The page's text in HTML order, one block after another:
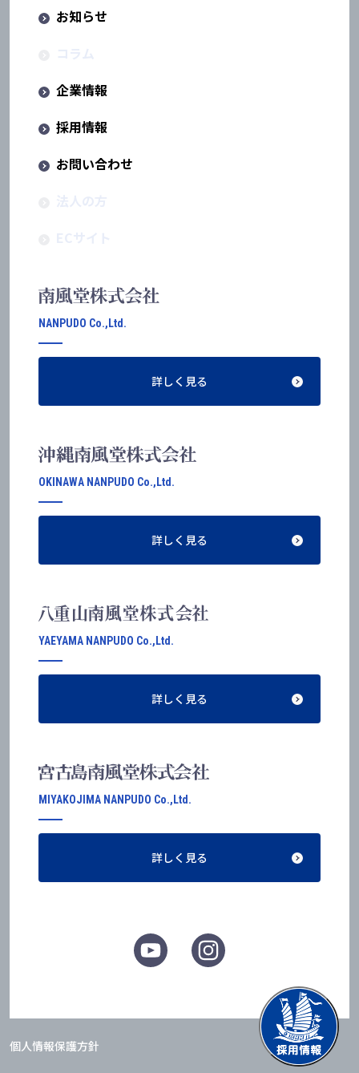
お知らせ
企業情報
採用情報
お問い合わせ
NANPUDO Co.,Ltd.
詳しく見る
OKINAWA NANPUDO Co.,Ltd.
詳しく見る
YAEYAMA NANPUDO Co.,Ltd.
詳しく見る
MIYAKOJIMA NANPUDO Co.,Ltd.
詳しく見る
個人情報保護方針